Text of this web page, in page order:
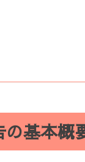
の基本概